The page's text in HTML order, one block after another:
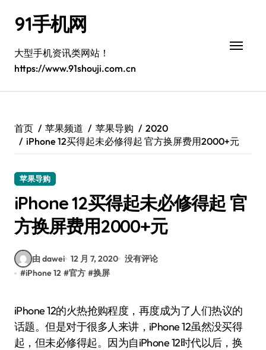
91手机网
大型手机资讯类网站！
https://www.91shouji.com.cn
首页 苹果频道 苹果导购
2020
iPhone 12买得起未必修得起 官方换屏费用2000+元
苹果导购
iPhone 12买得起未必修得起 官
方换屏费用2000+元
由 dawei 12 月 7, 2020 没有评论
#iPhone 12 #官方 #换屏
iPhone 12的火热抢购程度，再度成为了人们热议的
话题。但是对于很多人来讲，iPhone 12虽然没买得
起，但未必修得起。因为自iPhone 12时代以后，换